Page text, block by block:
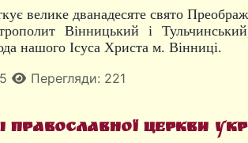
велике дванадесяте свято
Вінницький і
нашого Ісуса Христа м. Вінниці.
Перегляди: 221
Церкви